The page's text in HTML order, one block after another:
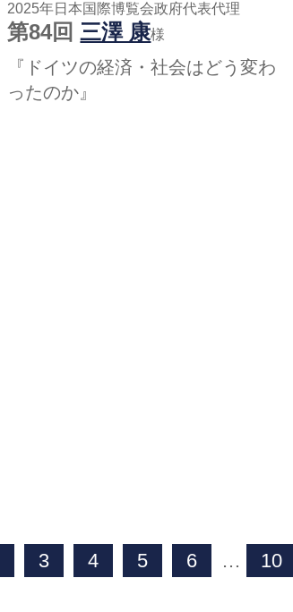
2025年日本国際博覧会政府代表代理
第84回三澤 康様
『ドイツの経済・社会はどう変わ
ったのか』
3 4 5 6 … 10